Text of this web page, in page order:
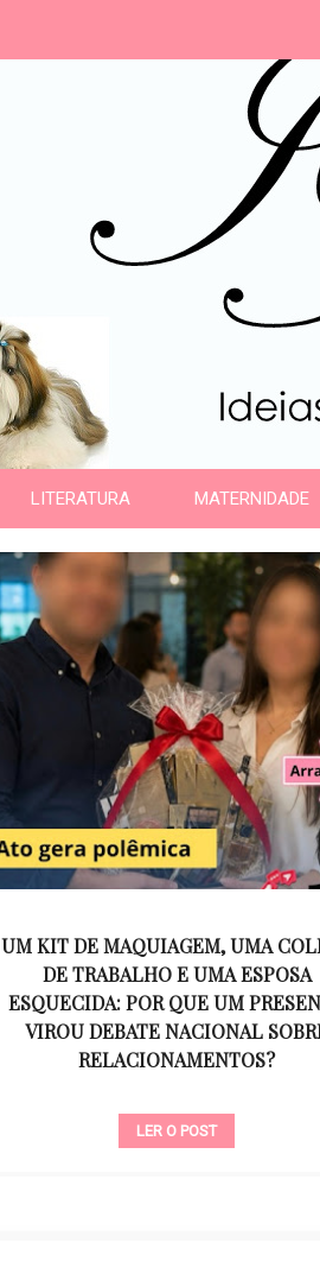
LITERATURA MATERNIDADE
UM KIT DE MAQUIAGEM, UMA
DE TRABALHO E UMA ESPOSA
ESQUECIDA: POR QUE UM
VIROU DEBATE NACIONAL
RELACIONAMENTOS?
LER O POST